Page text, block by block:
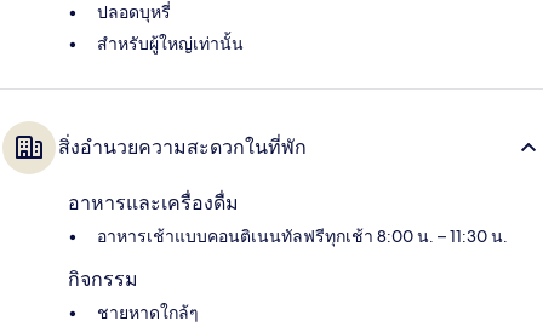
ปลอดบุหรี่
สำหรับผู้ใหญ่เท่านั้น
สิ่งอำนวยความสะดวกในที่พัก
อาหารและเครื่องดื่ม
อาหารเช้าแบบคอนติเนนทัลฟรีทุกเช้า 8:00 น. – 11:30 น.
กิจกรรม
ชายหาดใกล้ๆ